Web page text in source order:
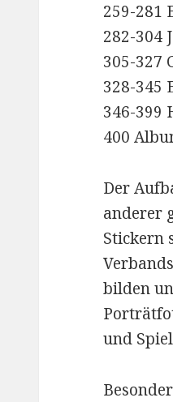
259-281
282-304
305-327
328-345
346-399
400
Der
anderer
Stickern
bilden
und